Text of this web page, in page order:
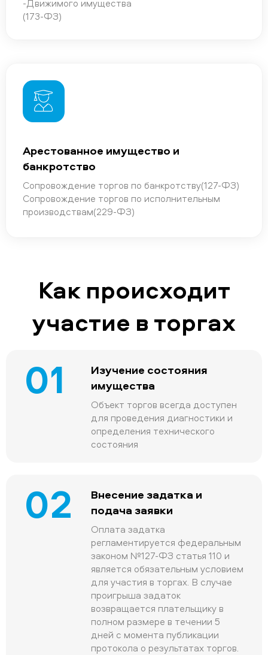
-Движимого имущества
(173-ФЗ)
Арестованное имущество и
банкротство
Сопровождение торгов по банкротству(127-ФЗ)
Сопровождение торгов по исполнительным
производствам(229-ФЗ)
Как происходит
участие в торгах
01
Изучение состояния
имущества
Объект торгов всегда доступен
для проведения диагностики и
определения технического
состояния
02
Внесение задатка и
подача заявки
Оплата задатка
регламентируется федеральным
законом №127-ФЗ статья 110 и
является обязательным условием
для участия в торгах. В случае
проигрыша задаток
возвращается плательщику в
полном размере в течении 5
дней с момента публикации
протокола о результатах торгов.